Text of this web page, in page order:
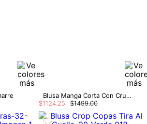
Blusa Manga Corta Con Cruce En Delantero
$1499.00
$1124 25